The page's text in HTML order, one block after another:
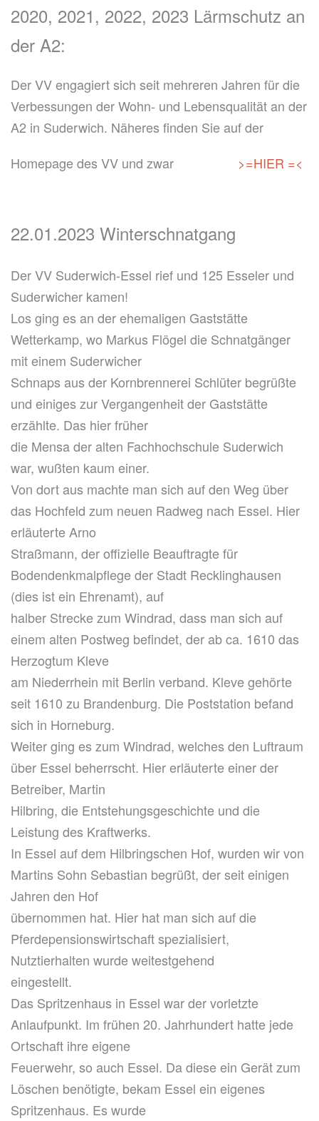
2020, 2021, 2022, 2023 Lärmschutz an
der A2:
Der VV engagiert sich seit mehreren Jahren für die
Verbessungen der Wohn- und Lebensqualität an der
A2 in Suderwich. Näheres finden Sie auf der
Homepage des VV und zwar >=HIER =<
22.01.2023 Winterschnatgang
Der VV Suderwich-Essel rief und 125 Esseler und
Suderwicher kamen!
Los ging es an der ehemaligen Gaststätte
Wetterkamp, wo Markus Flögel die Schnatgänger
mit einem Suderwicher
Schnaps aus der Kornbrennerei Schlüter begrüßte
und einiges zur Vergangenheit der Gaststätte
erzählte. Das hier früher
die Mensa der alten Fachhochschule Suderwich
war, wußten kaum einer.
Von dort aus machte man sich auf den Weg über
das Hochfeld zum neuen Radweg nach Essel. Hier
erläuterte Arno
Straßmann, der offizielle Beauftragte für
Bodendenkmalpflege der Stadt Recklinghausen
(dies ist ein Ehrenamt), auf
halber Strecke zum Windrad, dass man sich auf
einem alten Postweg befindet, der ab ca. 1610 das
Herzogtum Kleve
am Niederrhein mit Berlin verband. Kleve gehörte
seit 1610 zu Brandenburg. Die Poststation befand
sich in Horneburg.
Weiter ging es zum Windrad, welches den Luftraum
über Essel beherrscht. Hier erläuterte einer der
Betreiber, Martin
Hilbring, die Entstehungsgeschichte und die
Leistung des Kraftwerks.
In Essel auf dem Hilbringschen Hof, wurden wir von
Martins Sohn Sebastian begrüßt, der seit einigen
Jahren den Hof
übernommen hat. Hier hat man sich auf die
Pferdepensionswirtschaft spezialisiert,
Nutztierhalten wurde weitestgehend
eingestellt.
Das Spritzenhaus in Essel war der vorletzte
Anlaufpunkt. Im frühen 20. Jahrhundert hatte jede
Ortschaft ihre eigene
Feuerwehr, so auch Essel. Da diese ein Gerät zum
Löschen benötigte, bekam Essel ein eigenes
Spritzenhaus. Es wurde